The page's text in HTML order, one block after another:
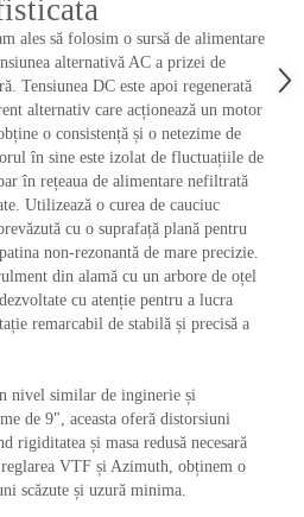
ales să folosim o sursă de alimentare
alternativă AC a prizei de
Tensiunea DC este apoi regenerată
alternativ care acționează un motor
o consistență și o netezime de
în sine este izolat de fluctuațiile de
în rețeaua de alimentare nefiltrată
Utilizează o curea de cauciuc
cu o suprafață plană pentru
non-rezonantă de mare precizie.
din alamă cu un arbore de oțel
cu atenție pentru a lucra
remarcabil de stabilă și precisă a
nivel similar de inginerie și
de 9", aceasta oferă distorsiuni
rigiditatea și masa redusă necesară
VTF și Azimuth, obținem o
scăzute și uzură minima.